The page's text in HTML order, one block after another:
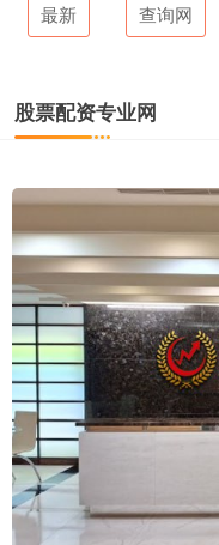
最新 查询网
股票配资专业网